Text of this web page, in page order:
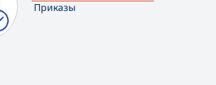
Приказы